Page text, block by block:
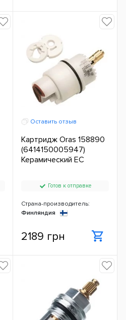
Оставить отзыв
Картридж Oras 158890
(6414150005947)
Керамический ЕС
Готов к отправке
Страна-производитель:
Финляндия
2189 грн